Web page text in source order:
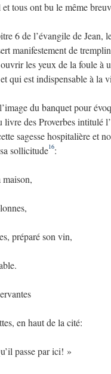
et tous ont bu le même
6 de l’évangile de
manifestement de
les yeux de la foule à
qui est indispensable à la
du banquet pour
livre des Proverbes intitulé
sagesse hospitalière et
sollicitude16:
maison,
préparé son vin,
en haut de la cité:
passe par ici! »